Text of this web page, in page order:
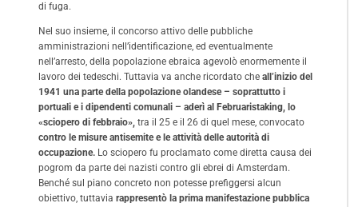
di fuga.
Nel suo insieme, il concorso attivo delle pubbliche
amministrazioni nell’identificazione, ed eventualmente
nell’arresto, della popolazione ebraica agevolò enormemente il
lavoro dei tedeschi. Tuttavia va anche ricordato che all’inizio del
1941 una parte della popolazione olandese – soprattutto i
portuali e i dipendenti comunali – aderì al Februaristaking, lo
«sciopero di febbraio», tra il 25 e il 26 di quel mese, convocato
contro le misure antisemite e le attività delle autorità di
occupazione. Lo sciopero fu proclamato come diretta causa dei
pogrom da parte dei nazisti contro gli ebrei di Amsterdam.
Benché sul piano concreto non potesse prefiggersi alcun
obiettivo, tuttavia rappresentò la prima manifestazione pubblica